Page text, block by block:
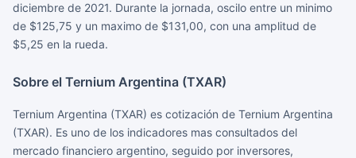
diciembre de 2021. Durante la jornada, oscilo entre un minimo
de $125,75 y un maximo de $131,00, con una amplitud de
$5,25 en la rueda.
Sobre el Ternium Argentina (TXAR)
Ternium Argentina (TXAR) es cotización de Ternium Argentina
(TXAR). Es uno de los indicadores mas consultados del
mercado financiero argentino, seguido por inversores,